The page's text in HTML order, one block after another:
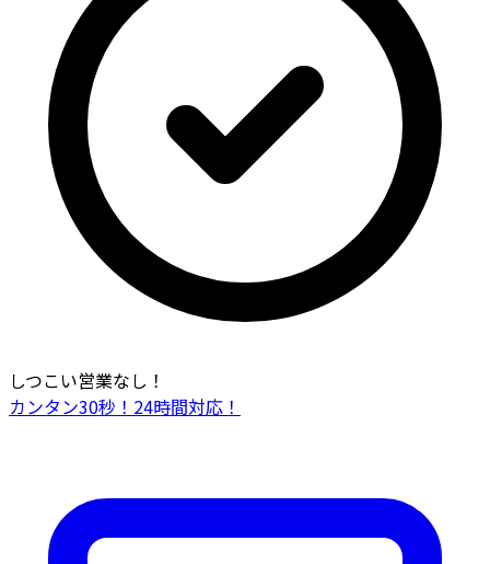
しつこい営業なし！
カンタン30秒！24時間対応！